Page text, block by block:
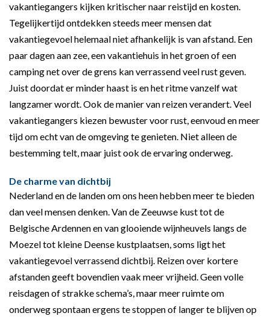
vakantiegangers kijken kritischer naar reistijd en kosten.
Tegelijkertijd ontdekken steeds meer mensen dat
vakantiegevoel helemaal niet afhankelijk is van afstand. Een
paar dagen aan zee, een vakantiehuis in het groen of een
camping net over de grens kan verrassend veel rust geven.
Juist doordat er minder haast is en het ritme vanzelf wat
langzamer wordt. Ook de manier van reizen verandert. Veel
vakantiegangers kiezen bewuster voor rust, eenvoud en meer
tijd om echt van de omgeving te genieten. Niet alleen de
bestemming telt, maar juist ook de ervaring onderweg.
De charme van dichtbij
Nederland en de landen om ons heen hebben meer te bieden
dan veel mensen denken. Van de Zeeuwse kust tot de
Belgische Ardennen en van glooiende wijnheuvels langs de
Moezel tot kleine Deense kustplaatsen, soms ligt het
vakantiegevoel verrassend dichtbij. Reizen over kortere
afstanden geeft bovendien vaak meer vrijheid. Geen volle
reisdagen of strakke schema’s, maar meer ruimte om
onderweg spontaan ergens te stoppen of langer te blijven op